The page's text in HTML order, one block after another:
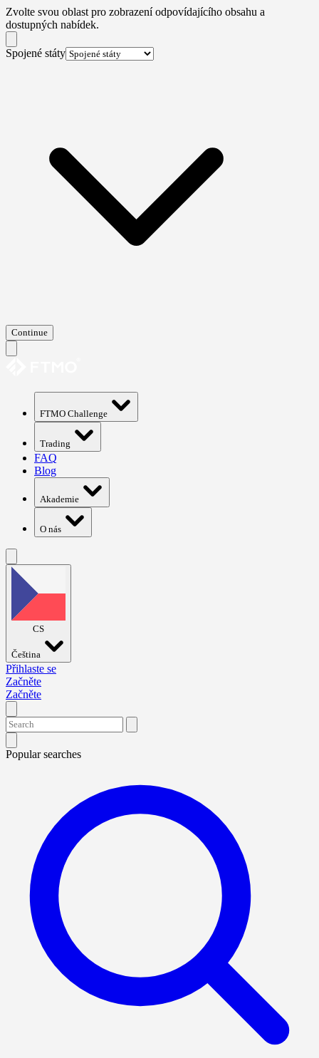
Zvolte svou oblast pro zobrazení odpovídajícího obsahu a
dostupných nabídek.
Spojené státy
Continue
FTMO Challenge
Trading
FAQ
Blog
Akademie
O nás
CS
Čeština
Přihlaste se
Začněte
Začněte
Popular searches